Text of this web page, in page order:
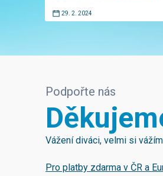
29. 2. 2024
Podpořte nás
Vážení diváci, velmi si
Pro platby zdarma v ČR a